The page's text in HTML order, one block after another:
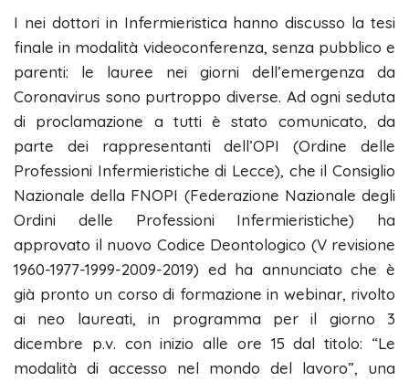
I nei dottori in Infermieristica hanno discusso la tesi
finale in modalità videoconferenza, senza pubblico e
parenti: le lauree nei giorni dell’emergenza da
Coronavirus sono purtroppo diverse. Ad ogni seduta
di proclamazione a tutti è stato comunicato, da
parte dei rappresentanti dell’OPI (Ordine delle
Professioni Infermieristiche di Lecce), che il Consiglio
Nazionale della FNOPI (Federazione Nazionale degli
Ordini delle Professioni Infermieristiche) ha
approvato il nuovo Codice Deontologico (V revisione
1960-1977-1999-2009-2019) ed ha annunciato che è
già pronto un corso di formazione in webinar, rivolto
ai neo laureati, in programma per il giorno 3
dicembre p.v. con inizio alle ore 15 dal titolo: “Le
modalità di accesso nel mondo del lavoro”, una